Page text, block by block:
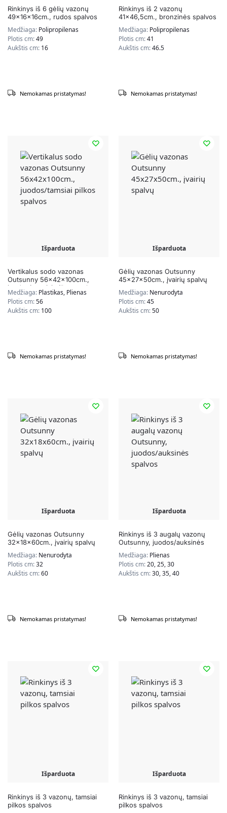
Rinkinys iš 6 gėlių vazonų
49x16x16cm., rudos spalvos
Medžiaga: Polipropilenas
Plotis cm:49
Aukštis cm: 16
Nemokamas pristatymas!
Rinkinys iš 2 vazonų
41×46,5cm., bronzinės spalvos
Medžiaga: Polipropilenas
Plotis cm:41
Aukštis cm:46.5
Nemokamas pristatymas!
Išparduota
Vertikalus sodo vazonas
Outsunny 56x42x100cm.,
juodos/tamsiai pilkos spalvos
Medžiaga: Plastikas, Plienas
Plotis cm:56
Aukštis cm: 100
Nemokamas pristatymas!
Išparduota
Gėlių vazonas Outsunny
45x27x50cm., įvairių spalvų
Medžiaga: Nenurodyta
Plotis cm:45
Aukštis cm:50
Nemokamas pristatymas!
Išparduota
Gėlių vazonas Outsunny
32x18x60cm., įvairių spalvų
Medžiaga: Nenurodyta
Plotis cm:32
Aukštis cm:60
Nemokamas pristatymas!
Išparduota
Rinkinys iš 3 augalų vazonų
Outsunny, juodos/auksinės
spalvos
Medžiaga: Plienas
Plotis cm:20, 25, 30
Aukštis cm:30, 35, 40
Nemokamas pristatymas!
Išparduota
Rinkinys iš 3 vazonų, tamsiai
pilkos spalvos
Išparduota
Rinkinys iš 3 vazonų, tamsiai
pilkos spalvos